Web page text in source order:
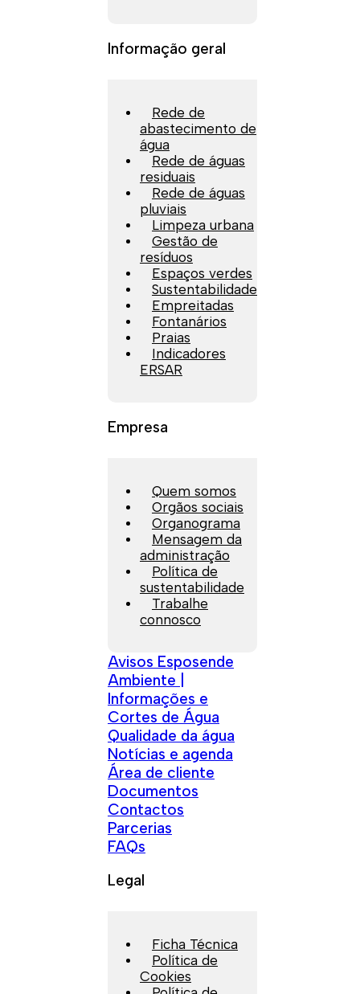
Informação geral
Rede de
abastecimento de
água
Rede de águas
residuais
Rede de águas
pluviais
Limpeza urbana
Gestão de
resíduos
Espaços verdes
Sustentabilidade
Empreitadas
Fontanários
Praias
Indicadores
ERSAR
Empresa
Quem somos
Orgãos sociais
Organograma
Mensagem da
administração
Política de
sustentabilidade
Trabalhe
connosco
Avisos Esposende
Ambiente |
Informações e
Cortes de Água
Qualidade da água
Notícias e agenda
Área de cliente
Documentos
Contactos
Parcerias
FAQs
Legal
Ficha Técnica
Política de
Cookies